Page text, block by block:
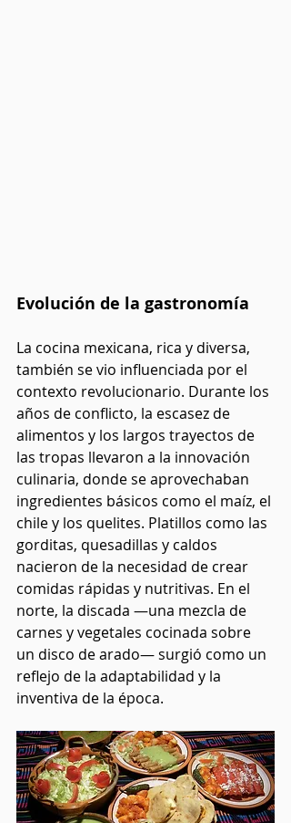
Evolución de la gastronomía
La cocina mexicana, rica y diversa,
también se vio influenciada por el
contexto revolucionario. Durante los
años de conflicto, la escasez de
alimentos y los largos trayectos de
las tropas llevaron a la innovación
culinaria, donde se aprovechaban
ingredientes básicos como el maíz, el
chile y los quelites. Platillos como las
gorditas, quesadillas y caldos
nacieron de la necesidad de crear
comidas rápidas y nutritivas. En el
norte, la discada —una mezcla de
carnes y vegetales cocinada sobre
un disco de arado— surgió como un
reflejo de la adaptabilidad y la
inventiva de la época.